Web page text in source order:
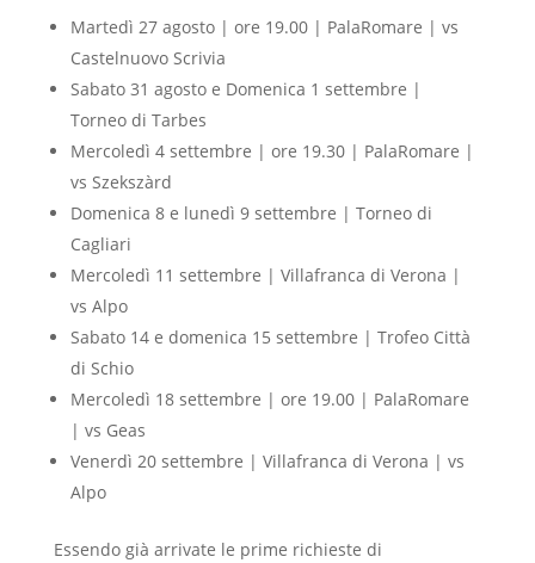
Martedì 27 agosto | ore 19.00 | PalaRomare | vs
Castelnuovo Scrivia
Sabato 31 agosto e Domenica 1 settembre |
Torneo di Tarbes
Mercoledì 4 settembre | ore 19.30 | PalaRomare |
vs Szekszàrd
Domenica 8 e lunedì 9 settembre | Torneo di
Cagliari
Mercoledì 11 settembre | Villafranca di Verona |
vs Alpo
Sabato 14 e domenica 15 settembre | Trofeo Città
di Schio
Mercoledì 18 settembre | ore 19.00 | PalaRomare
| vs Geas
Venerdì 20 settembre | Villafranca di Verona | vs
Alpo
Essendo già arrivate le prime richieste di